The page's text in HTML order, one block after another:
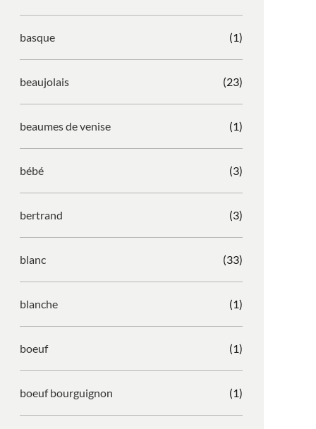
basque (1)
beaujolais (23)
beaumes de venise (1)
bébé (3)
bertrand (3)
blanc (33)
blanche (1)
boeuf (1)
boeuf bourguignon (1)